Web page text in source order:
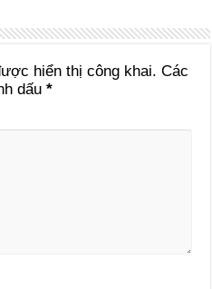
hiển thị công khai. Các
dấu*